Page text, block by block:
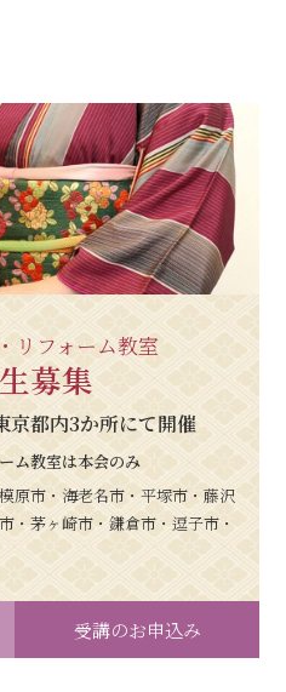
リフォーム教室
募集
京都内3か所にて開催
ム教室は本会のみ
原市・海老名市・平塚市・藤沢
・茅ヶ崎市・鎌倉市・逗子市・
受講のお申込み